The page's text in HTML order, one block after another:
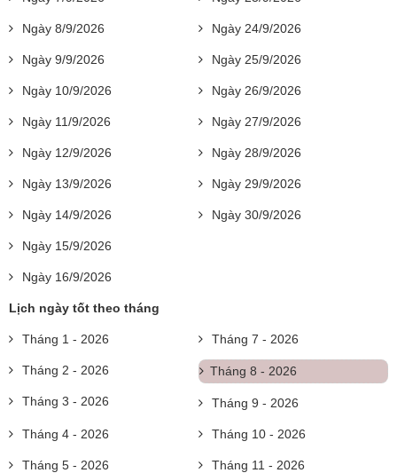
Ngày 8/9/2026
Ngày 9/9/2026
Ngày 10/9/2026
Ngày 11/9/2026
Ngày 12/9/2026
Ngày 13/9/2026
Ngày 14/9/2026
Ngày 15/9/2026
Ngày 16/9/2026
Ngày 24/9/2026
Ngày 25/9/2026
Ngày 26/9/2026
Ngày 27/9/2026
Ngày 28/9/2026
Ngày 29/9/2026
Ngày 30/9/2026
Lịch ngày tốt theo tháng
Tháng 1 - 2026
Tháng 2 - 2026
Tháng 3 - 2026
Tháng 4 - 2026
Tháng 5 - 2026
Tháng 7 - 2026
Tháng 8 - 2026
Tháng 9 - 2026
Tháng 10 - 2026
Tháng 11 - 2026